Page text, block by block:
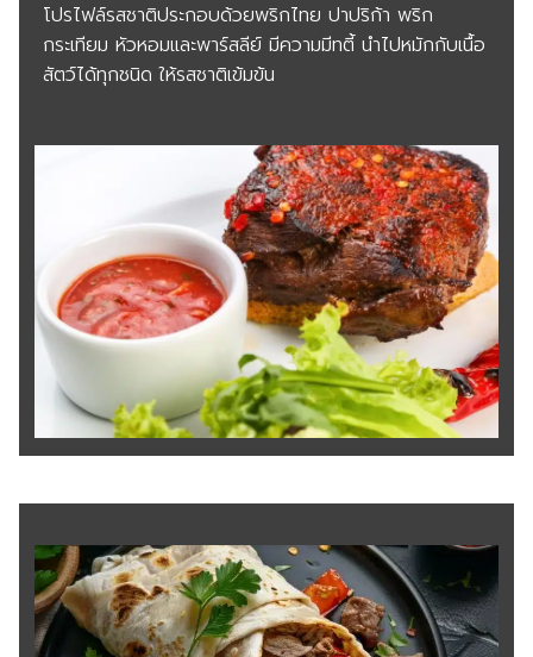
โปรไฟล์รสชาติประกอบด้วยพริกไทย ปาปริก้า พริก
กระเทียม หัวหอมและพาร์สลีย์ มีความมีทตี้ นำไปหมักกับเนื้อ
สัตว์ได้ทุกชนิด ให้รสชาติเข้มข้น